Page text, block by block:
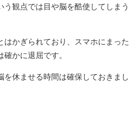
う観点では目や脳を酷使してしまう
はかぎられており、スマホにまった
かに退屈です。
を休ませる時間は確保しておきまし